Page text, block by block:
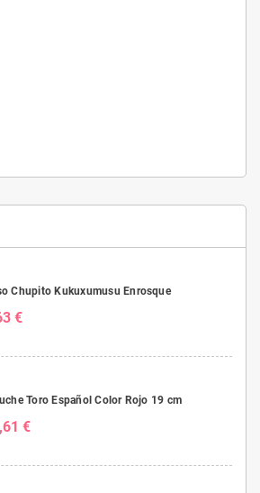
Chupito Kukuxumusu Enrosque
€
Toro Español Color Rojo 19 cm
€